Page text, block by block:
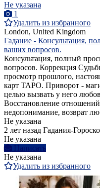
Не указана
1
Удалить из избранного
London, United Kingdom
Гадание - Консультация,
ваших вопросов.
Консультация, полный
вопросов. Коррекция
просмотр прошлого,
карт ТАРО. Приворот -
целью вызвать у него
Восстановление
недопонимание, возврат
Не указана
2 лет назад Гадания-
Не указана
Написать
Не указана
Удалить из избранного